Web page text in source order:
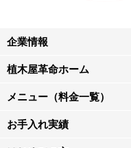
企業情報
植木屋革命ホーム
メニュー（料金一覧）
お手入れ実績